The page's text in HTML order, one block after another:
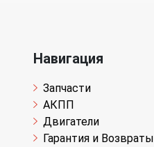
Навигация
Запчасти
АКПП
Двигатели
Гарантия и Возвраты